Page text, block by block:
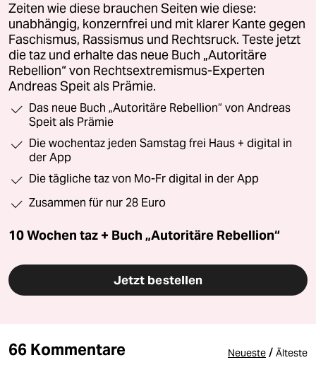
Zeiten wie diese brauchen Seiten wie diese:
unabhängig, konzernfrei und mit klarer Kante gegen
Faschismus, Rassismus und Rechtsruck. Teste jetzt
die taz und erhalte das neue Buch „Autoritäre
Rebellion“ von Rechtsextremismus-Experten
Andreas Speit als Prämie.
Das neue Buch „Autoritäre Rebellion“ von Andreas
Speit als Prämie
Die wochentaz jeden Samstag frei Haus + digital in
der App
Die tägliche taz von Mo-Fr digital in der App
Zusammen für nur 28 Euro
10 Wochen taz + Buch „Autoritäre Rebellion“
Jetzt bestellen
66 Kommentare Neueste / Älteste